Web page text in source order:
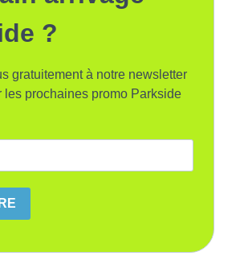
?
gratuitement à notre newsletter
les prochaines promo Parkside